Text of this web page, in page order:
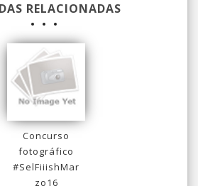
RELACIONADAS
Concurso
fotográfico
#SelFiiishMar
zo16